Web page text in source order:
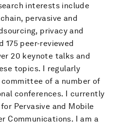
interests include
pervasive and
privacy and
175 peer-reviewed
20 keynote talks and
topics. I regularly
of a number of
conferences. I currently
Pervasive and Mobile
Communications. I am a